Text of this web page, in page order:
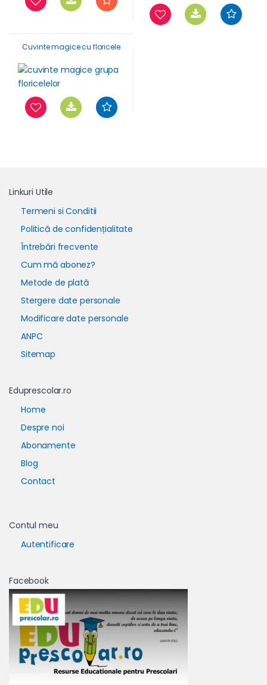
Cuvinte magice cu floricele
Linkuri Utile
Termeni si Conditii
Politică de confidențialitate
Întrebări frecvente
Cum mă abonez?
Metode de plată
Stergere date personale
Modificare date personale
ANPC
Sitemap
Eduprescolar.ro
Home
Despre noi
Abonamente
Blog
Contact
Contul meu
Autentificare
Facebook